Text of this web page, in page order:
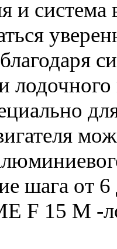
и система
лодочного
шага от
F 15 M -